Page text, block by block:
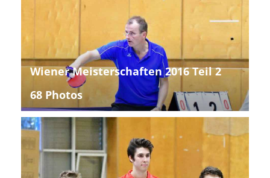
Wiener Meisterschaften 2016 Teil 2
68 Photos